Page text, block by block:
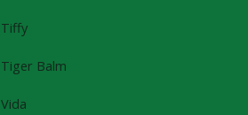
Tiffy
Tiger Balm
Vida